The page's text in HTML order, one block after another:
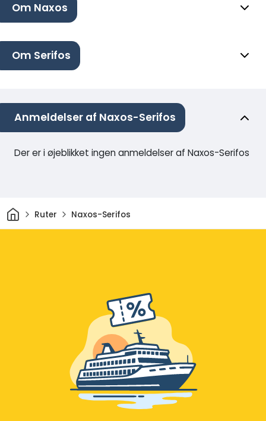
Om Naxos
Om Serifos
Anmeldelser af Naxos-Serifos
Der er i øjeblikket ingen anmeldelser af Naxos-Serifos
HjemRuter Naxos-Serifos